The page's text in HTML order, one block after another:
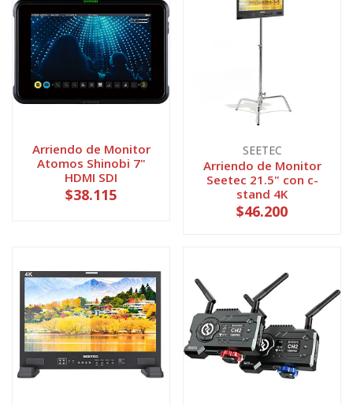
Arriendo de Monitor
Atomos Shinobi 7"
HDMI SDI
$38.115
SEETEC
Arriendo de Monitor
Seetec 21.5" con c-
stand 4K
$46.200